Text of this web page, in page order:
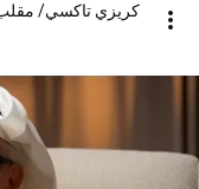
كريزي تاكسي/ مقلب